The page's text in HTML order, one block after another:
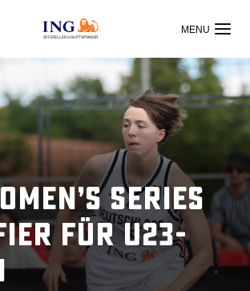
OFFIZIELLER HAUPTSPONSOR
Series
für U23-